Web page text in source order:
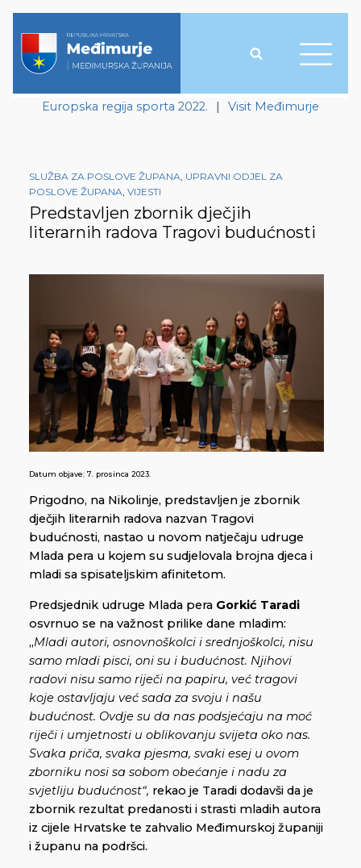
Europska regija sporta 2022. | Visit Međimurje
SLUŽBA ZA POSLOVE ŽUPANA, UPRAVNI ODJEL ZA
POSLOVE ŽUPANA, VIJESTI
Predstavljen zbornik dječjih
literarnih radova Tragovi budućnosti
Datum objave: 7. prosinca 2023.
Prigodno, na Nikolinje, predstavljen je zbornik
dječjih literarnih radova nazvan Tragovi
budućnosti, nastao u novom natječaju udruge
Mlada pera u kojem su sudjelovala brojna djeca i
mladi sa spisateljskim afinitetom.
Predsjednik udruge Mlada pera Gorkić Taradi
osvrnuo se na važnost prilike dane mladim:
„Mladi autori, osnovnoškolci i srednjoškolci, nisu
samo mladi pisci, oni su i budućnost. Njihovi
radovi nisu samo riječi na papiru, već tragovi
koje ostavljaju već sada za svoju i našu
budućnost. Ovdje su da nas podsjećaju na moć
riječi i umjetnosti u oblikovanju svijeta oko nas.
Svaka priča, svaka pjesma, svaki esej u ovom
zborniku nosi sa sobom obećanje i nadu za
svjetliju budućnost“, rekao je Taradi dodavši da je
zbornik rezultat predanosti i strasti mladih autora
iz cijele Hrvatske te zahvalio Međimurskoj županiji
i županu na podršci.